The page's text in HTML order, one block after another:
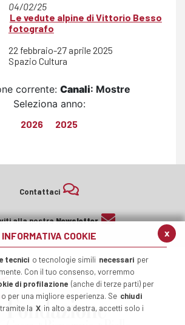
x
INFORMATIVA COOKIE
tecnici o tecnologie simili necessari per
Con il tuo consenso, vorremmo
di profilazione (anche di terze parti) per
per una migliore esperienza. Se chiudi
la X in alto a destra, accetti solo i
04/02/25
Le vedute alpine di Vittorio Besso
fotografo
22 febbraio-27 aprile 2025
Spazio Cultura
corrente: Canali: Mostre
Seleziona anno:
2026 2025
Contattaci
alla nostraNewsletter